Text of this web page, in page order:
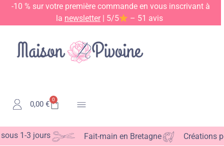
-10 % sur votre première commande en vous inscrivant à
la newsletter | 5/5 – 51 avis
0,00 €
0
1-3 jours Fait-main en Bretagne
Créations